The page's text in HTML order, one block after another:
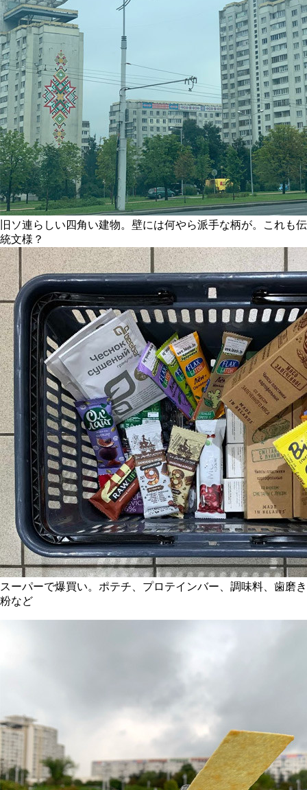
旧ソ連らしい四角い建物。壁には何やら派手な柄が。これも伝
統文様？
スーパーで爆買い。ポテチ、プロテインバー、調味料、歯磨き
粉など